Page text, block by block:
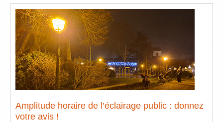
Amplitude horaire de l’éclairage public : donnez
votre avis !